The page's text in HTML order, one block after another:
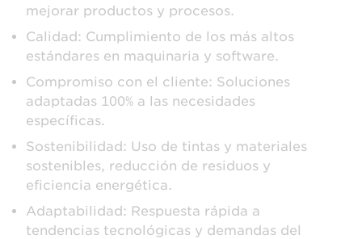
mejorar productos y procesos.
Calidad: Cumplimiento de los más altos
estándares en maquinaria y software.
Compromiso con el cliente: Soluciones
adaptadas 100% a las necesidades
específicas.
Sostenibilidad: Uso de tintas y materiales
sostenibles, reducción de residuos y
eficiencia energética.
Adaptabilidad: Respuesta rápida a
tendencias tecnológicas y demandas del